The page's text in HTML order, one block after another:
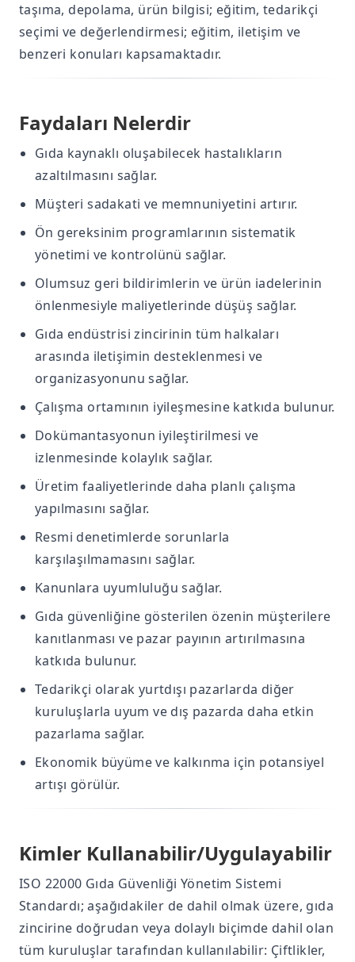
taşıma, depolama, ürün bilgisi; eğitim, tedarikçi
seçimi ve değerlendirmesi; eğitim, iletişim ve
benzeri konuları kapsamaktadır.
Faydaları Nelerdir
Gıda kaynaklı oluşabilecek hastalıkların
azaltılmasını sağlar.
Müşteri sadakati ve memnuniyetini artırır.
Ön gereksinim programlarının sistematik
yönetimi ve kontrolünü sağlar.
Olumsuz geri bildirimlerin ve ürün iadelerinin
önlenmesiyle maliyetlerinde düşüş sağlar.
Gıda endüstrisi zincirinin tüm halkaları
arasında iletişimin desteklenmesi ve
organizasyonunu sağlar.
Çalışma ortamının iyileşmesine katkıda bulunur.
Dokümantasyonun iyileştirilmesi ve
izlenmesinde kolaylık sağlar.
Üretim faaliyetlerinde daha planlı çalışma
yapılmasını sağlar.
Resmi denetimlerde sorunlarla
karşılaşılmamasını sağlar.
Kanunlara uyumluluğu sağlar.
Gıda güvenliğine gösterilen özenin müşterilere
kanıtlanması ve pazar payının artırılmasına
katkıda bulunur.
Tedarikçi olarak yurtdışı pazarlarda diğer
kuruluşlarla uyum ve dış pazarda daha etkin
pazarlama sağlar.
Ekonomik büyüme ve kalkınma için potansiyel
artışı görülür.
Kimler Kullanabilir/Uygulayabilir
ISO 22000 Gıda Güvenliği Yönetim Sistemi
Standardı; aşağıdakiler de dahil olmak üzere, gıda
zincirine doğrudan veya dolaylı biçimde dahil olan
tüm kuruluşlar tarafından kullanılabilir: Çiftlikler,